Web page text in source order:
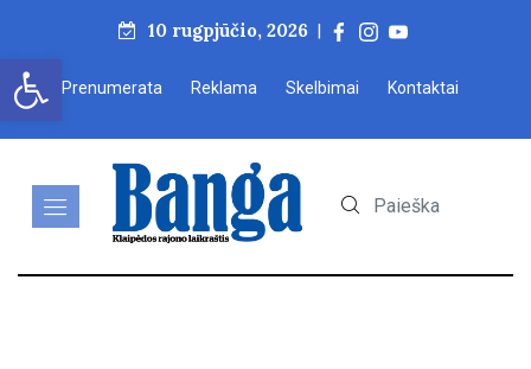
Open toolbar
10 rugpjūčio, 2026 |
Prenumerata Reklama Skelbimai Kontaktai